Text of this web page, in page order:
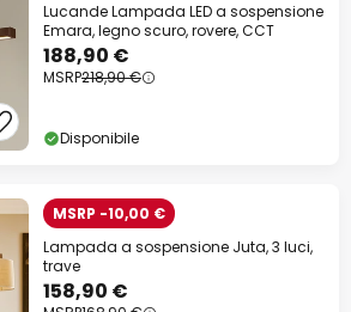
Lucande Lampada LED a sospensione
Emara, legno scuro, rovere, CCT
188,90 €
MSRP218,90 €
Disponibile
MSRP -10,00 €
Lampada a sospensione Juta, 3 luci,
trave
158,90 €